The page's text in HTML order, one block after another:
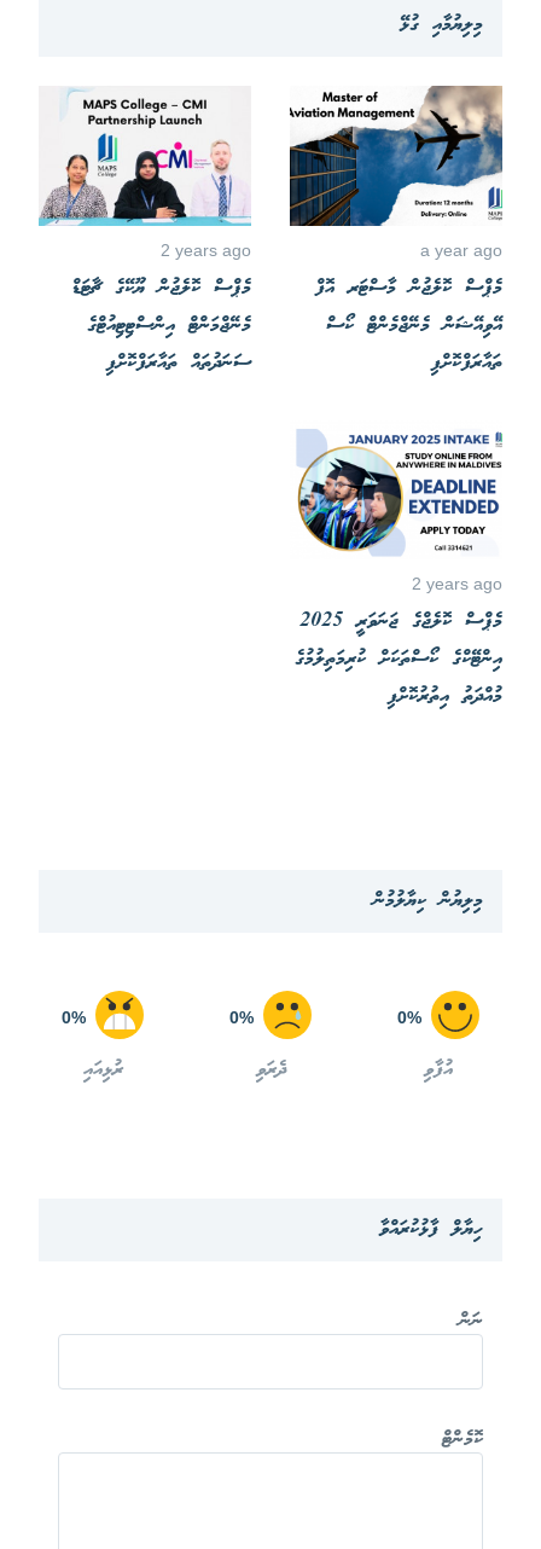
މިލިޔުމާއި ގުޅޭ
a year ago
މެޕްސް ކޮލެޖުން މާސްޓަރ އޮފް
އޭވިއޭޝަން މެނޭޖްމެންޓް ކޯސް
ތައާރަފްކޮށްފި
2 years ago
މެޕްސް ކޮލެޖުން ޔޫކޭގެ ޗާޓަޑް
މެނޭޖްމަންޓް އިންސްޓިޓިއުޓްގެ
ސަނަދުތައް ތައާރަފްކޮށްފި
2 years ago
މެޕްސް ކޮލެޖްގެ ޖަނަވަރީ 2025
އިންޓޭކްގެ ކޯސްތަކަށް ކުރިމަތިލުމުގެ
މުއްދަތު އިތުރުކޮށްފި
މިލިޔުން ކިޔާލުމުން
0%
އުފާވި
0%
ދެރަވި
0%
ރުޅިއައި
ހިޔާލް ފާޅުކުރައްވާ
ނަން
ކޮމެންޓް